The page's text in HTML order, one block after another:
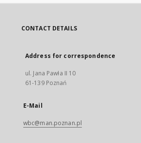
CONTACT DETAILS
Address for correspondence
ul. Jana Pawła II 10
61-139 Poznań
E-Mail
wbc@man.poznan.pl